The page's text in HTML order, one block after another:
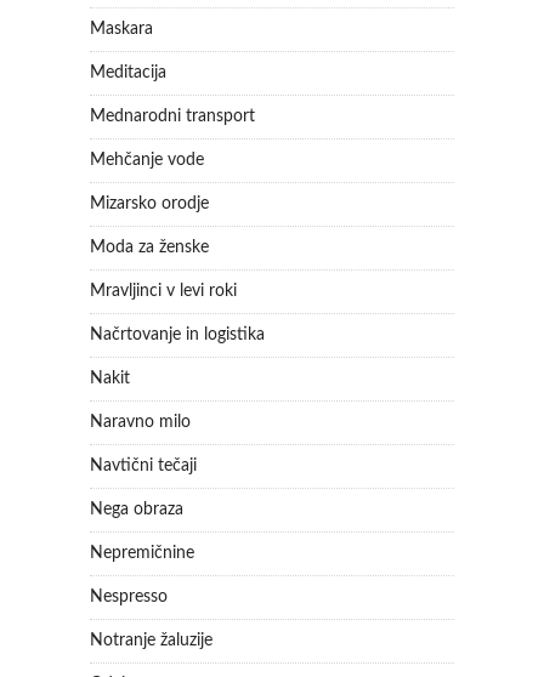
Maskara
Meditacija
Mednarodni transport
Mehčanje vode
Mizarsko orodje
Moda za ženske
Mravljinci v levi roki
Načrtovanje in logistika
Nakit
Naravno milo
Navtični tečaji
Nega obraza
Nepremičnine
Nespresso
Notranje žaluzije